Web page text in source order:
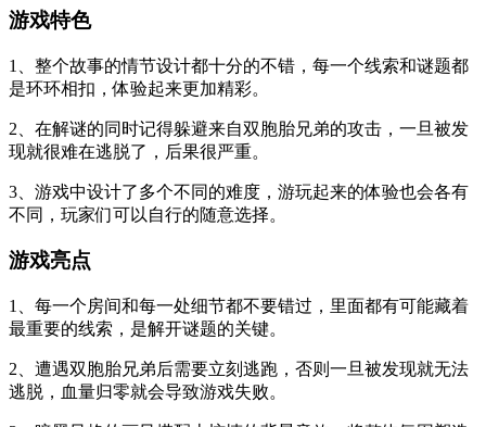
游戏特色
1、整个故事的情节设计都十分的不错，每一个线索和谜题都
是环环相扣，体验起来更加精彩。
2、在解谜的同时记得躲避来自双胞胎兄弟的攻击，一旦被发
现就很难在逃脱了，后果很严重。
3、游戏中设计了多个不同的难度，游玩起来的体验也会各有
不同，玩家们可以自行的随意选择。
游戏亮点
1、每一个房间和每一处细节都不要错过，里面都有可能藏着
最重要的线索，是解开谜题的关键。
2、遭遇双胞胎兄弟后需要立刻逃跑，否则一旦被发现就无法
逃脱，血量归零就会导致游戏失败。